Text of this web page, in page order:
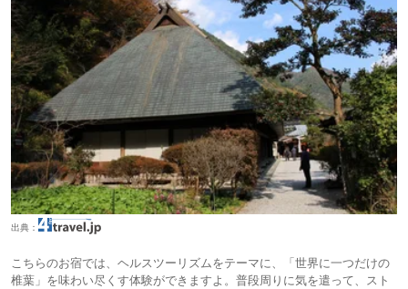
出典：
こちらのお宿では、ヘルスツーリズムをテーマに、「世界に一つだけの
椎葉」を味わい尽くす体験ができますよ。普段周りに気を遣って、スト